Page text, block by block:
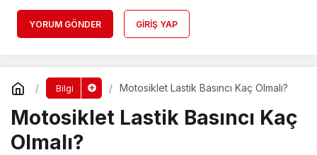
YORUM GÖNDER GIRIŞ YAP
Bilgi Motosiklet Lastik Basıncı Kaç Olmalı?
Motosiklet Lastik Basıncı Kaç
Olmalı?